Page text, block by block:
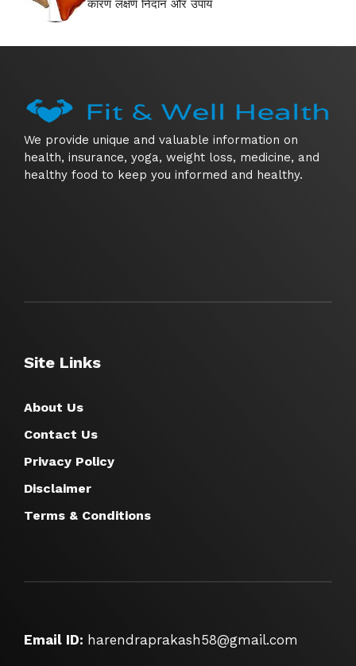
कारण लक्षण निदान और उपाय
We provide unique and valuable information on
health, insurance, yoga, weight loss, medicine, and
healthy food to keep you informed and healthy.
Site Links
About Us
Contact Us
Privacy Policy
Disclaimer
Terms & Conditions
Email ID: harendraprakash58@gmail.com